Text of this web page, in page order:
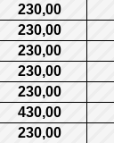
230,00
230,00
230,00
230,00
230,00
430,00
230,00